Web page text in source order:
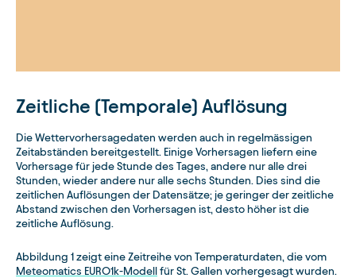
Zeitliche (Temporale) Auflösung
Die Wettervorhersagedaten werden auch in regelmässigen
Zeitabständen bereitgestellt. Einige Vorhersagen liefern eine
Vorhersage für jede Stunde des Tages, andere nur alle drei
Stunden, wieder andere nur alle sechs Stunden. Dies sind die
zeitlichen Auflösungen der Datensätze; je geringer der zeitliche
Abstand zwischen den Vorhersagen ist, desto höher ist die
zeitliche Auflösung.
Abbildung 1 zeigt eine Zeitreihe von Temperaturdaten, die vom
Meteomatics EURO1k-Modell für St. Gallen vorhergesagt wurden.